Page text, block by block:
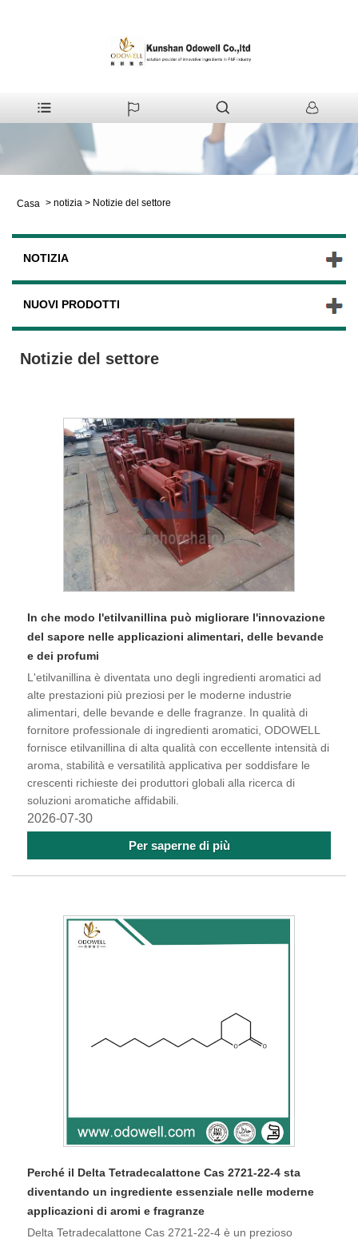
Casa > notizia > Notizie del settore
NOTIZIA
NUOVI PRODOTTI
Notizie del settore
In che modo l'etilvanillina può migliorare l'innovazione
del sapore nelle applicazioni alimentari, delle bevande
e dei profumi
L'etilvanillina è diventata uno degli ingredienti aromatici ad
alte prestazioni più preziosi per le moderne industrie
alimentari, delle bevande e delle fragranze. In qualità di
fornitore professionale di ingredienti aromatici, ODOWELL
fornisce etilvanillina di alta qualità con eccellente intensità di
aroma, stabilità e versatilità applicativa per soddisfare le
crescenti richieste dei produttori globali alla ricerca di
soluzioni aromatiche affidabili.
2026-07-30
Per saperne di più
Perché il Delta Tetradecalattone Cas 2721-22-4 sta
diventando un ingrediente essenziale nelle moderne
applicazioni di aromi e fragranze
Delta Tetradecalattone Cas 2721-22-4 è un prezioso